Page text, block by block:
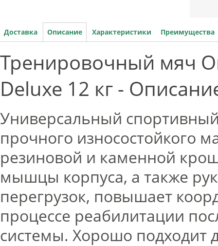
Доставка Описание Характеристики Преимущества
Тренировочный мяч
Deluxe 12 кг -
Универсальный
прочного износостойкого
резиновой и каменной
мышцы корпуса, а также
перегрузок, повышает
процессе реабилитации
системы. Хорошо подходит